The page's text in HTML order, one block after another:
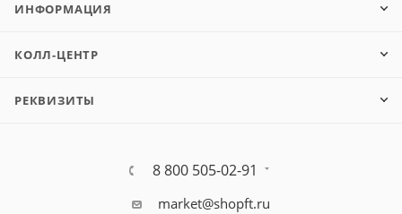
ИНФОРМАЦИЯ
КОЛЛ-ЦЕНТР
РЕКВИЗИТЫ
8 800 505-02-91
market@shopft.ru